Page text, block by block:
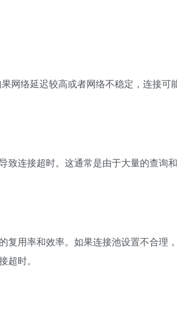
网络延迟较高或者网络不稳定，连接可
致连接超时。这通常是由于大量的查询
复用率和效率。如果连接池设置不合理
时。